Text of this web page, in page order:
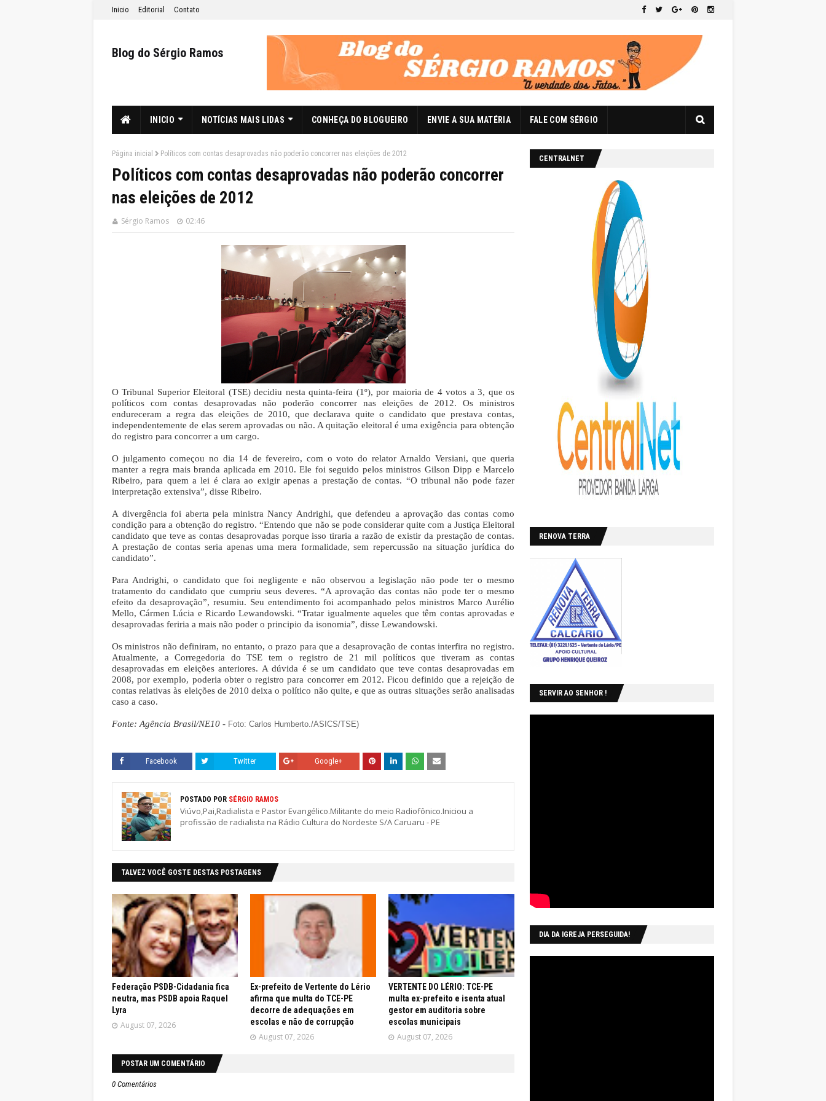
Inicio Editorial Contato
Blog do Sérgio Ramos
INICIO NOTÍCIAS MAIS LIDAS CONHEÇA DO BLOGUEIRO ENVIE A SUA MATÉRIA FALE COM SÉRGIO
Página inicial Políticos com contas desaprovadas não poderão concorrer nas eleições de 2012
Políticos com contas desaprovadas não poderão concorrer
nas eleições de 2012
Sérgio Ramos 02:46
O Tribunal Superior Eleitoral (TSE) decidiu nesta quinta-feira (1º), por maioria de 4 votos a 3, que os
políticos com contas desaprovadas não poderão concorrer nas eleições de 2012. Os ministros
endureceram a regra das eleições de 2010, que declarava quite o candidato que prestava contas,
independentemente de elas serem aprovadas ou não. A quitação eleitoral é uma exigência para obtenção
do registro para concorrer a um cargo.
O julgamento começou no dia 14 de fevereiro, com o voto do relator Arnaldo Versiani, que queria
manter a regra mais branda aplicada em 2010. Ele foi seguido pelos ministros Gilson Dipp e Marcelo
Ribeiro, para quem a lei é clara ao exigir apenas a prestação de contas. “O tribunal não pode fazer
interpretação extensiva”, disse Ribeiro.
A divergência foi aberta pela ministra Nancy Andrighi, que defendeu a aprovação das contas como
condição para a obtenção do registro. “Entendo que não se pode considerar quite com a Justiça Eleitoral
candidato que teve as contas desaprovadas porque isso tiraria a razão de existir da prestação de contas.
A prestação de contas seria apenas uma mera formalidade, sem repercussão na situação jurídica do
candidato”.
Para Andrighi, o candidato que foi negligente e não observou a legislação não pode ter o mesmo
tratamento do candidato que cumpriu seus deveres. “A aprovação das contas não pode ter o mesmo
efeito da desaprovação”, resumiu. Seu entendimento foi acompanhado pelos ministros Marco Aurélio
Mello, Cármen Lúcia e Ricardo Lewandowski. “Tratar igualmente aqueles que têm contas aprovadas e
desaprovadas feriria a mais não poder o principio da isonomia”, disse Lewandowski.
Os ministros não definiram, no entanto, o prazo para que a desaprovação de contas interfira no registro.
Atualmente, a Corregedoria do TSE tem o registro de 21 mil políticos que tiveram as contas
desaprovadas em eleições anteriores. A dúvida é se um candidato que teve contas desaprovadas em
2008, por exemplo, poderia obter o registro para concorrer em 2012. Ficou definido que a rejeição de
contas relativas às eleições de 2010 deixa o político não quite, e que as outras situações serão analisadas
caso a caso.
Fonte: Agência Brasil/NE10 - Foto: Carlos Humberto./ASICS/TSE)
Facebook Twitter Google+
POSTADO POR SÉRGIO RAMOS
Viúvo,Pai,Radialista e Pastor Evangélico.Militante do meio Radiofônico.Iniciou a
profissão de radialista na Rádio Cultura do Nordeste S/A Caruaru - PE
TALVEZ VOCÊ GOSTE DESTAS POSTAGENS
Federação PSDB-Cidadania fica
neutra, mas PSDB apoia Raquel
Lyra
August 07, 2026
Ex-prefeito de Vertente do Lério
afirma que multa do TCE-PE
decorre de adequações em
escolas e não de corrupção
August 07, 2026
VERTENTE DO LÉRIO: TCE-PE
multa ex-prefeito e isenta atual
gestor em auditoria sobre
escolas municipais
August 07, 2026
POSTAR UM COMENTÁRIO
0 Comentários
CENTRALNET
RENOVA TERRA
SERVIR AO SENHOR !
DIA DA IGREJA PERSEGUIDA!